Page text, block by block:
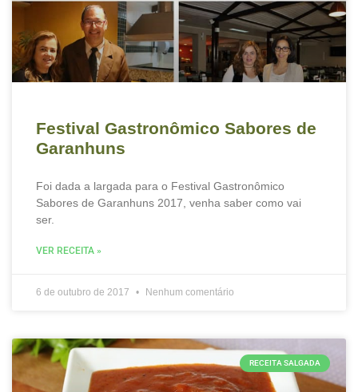
Festival Gastronômico Sabores de
Garanhuns
Foi dada a largada para o Festival Gastronômico
Sabores de Garanhuns 2017, venha saber como vai
ser.
VER RECEITA »
6 de outubro de 2017 Nenhum comentário
RECEITA SALGADA